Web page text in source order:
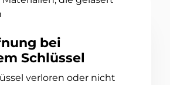
bei
Schlüssel
verloren oder nicht